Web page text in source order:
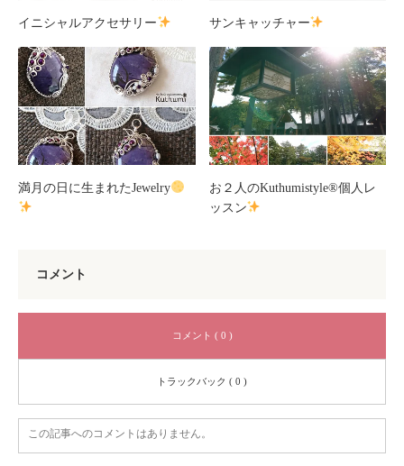
イニシャルアクセサリー サンキャッチャー
満月の日に生まれたJewelry
お２人のKuthumistyle®個人レ
ッスン
コメント
コメント ( 0 )
トラックバック ( 0 )
この記事へのコメントはありません。